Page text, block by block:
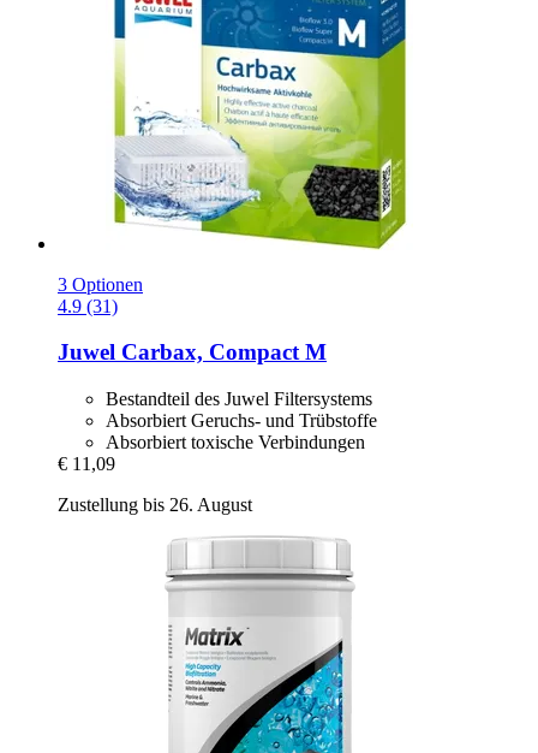
3 Optionen
4.9 (31)
Juwel Carbax, Compact M
Bestandteil des Juwel Filtersystems
Absorbiert Geruchs- und Trübstoffe
Absorbiert toxische Verbindungen
€ 11,09
Zustellung bis 26. August